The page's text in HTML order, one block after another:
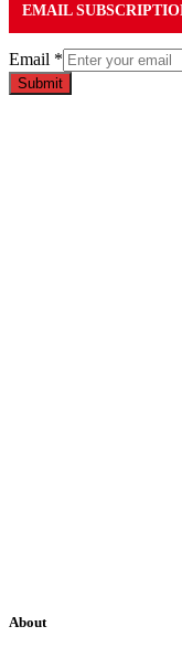
EMAIL
Email *
Submit
About